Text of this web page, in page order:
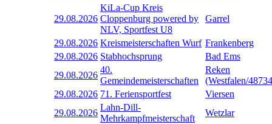
29.08.2026
KiLa-Cup Kreis
Cloppenburg powered by
NLV, Sportfest U8
Garrel
29.08.2026 Kreismeisterschaften Wurf Frankenberg
29.08.2026 Stabhochsprung
Bad Ems
29.08.2026
40.
Gemeindemeisterschaften
Reken
(Westfalen/
29.08.2026 71. Feriensportfest
Viersen
29.08.2026
Lahn-Dill-
Mehrkampfmeisterschaft
Wetzlar